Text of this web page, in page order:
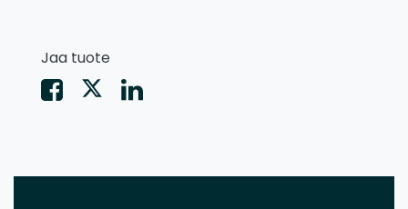
Jaa tuote